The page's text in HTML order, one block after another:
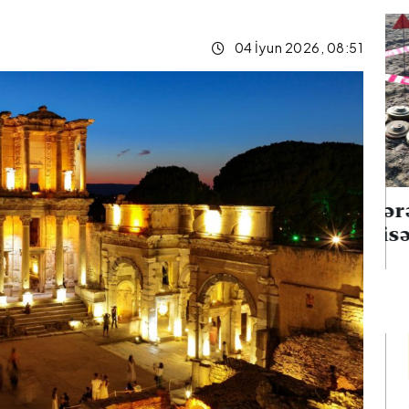
04 İyun 2026, 08:51
edən iki
Ağdərədə mina
hadisəsi baş verib